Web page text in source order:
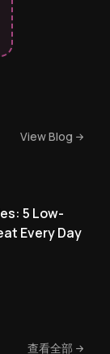
View Blog
5 Low-
Every Day
查看全部